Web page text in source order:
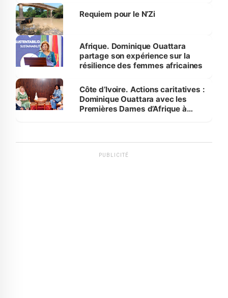
Requiem pour le N’Zi
Afrique. Dominique Ouattara
partage son expérience sur la
résilience des femmes africaines
Côte d’Ivoire. Actions caritatives :
Dominique Ouattara avec les
Premières Dames d’Afrique à
PUBLICITÉ